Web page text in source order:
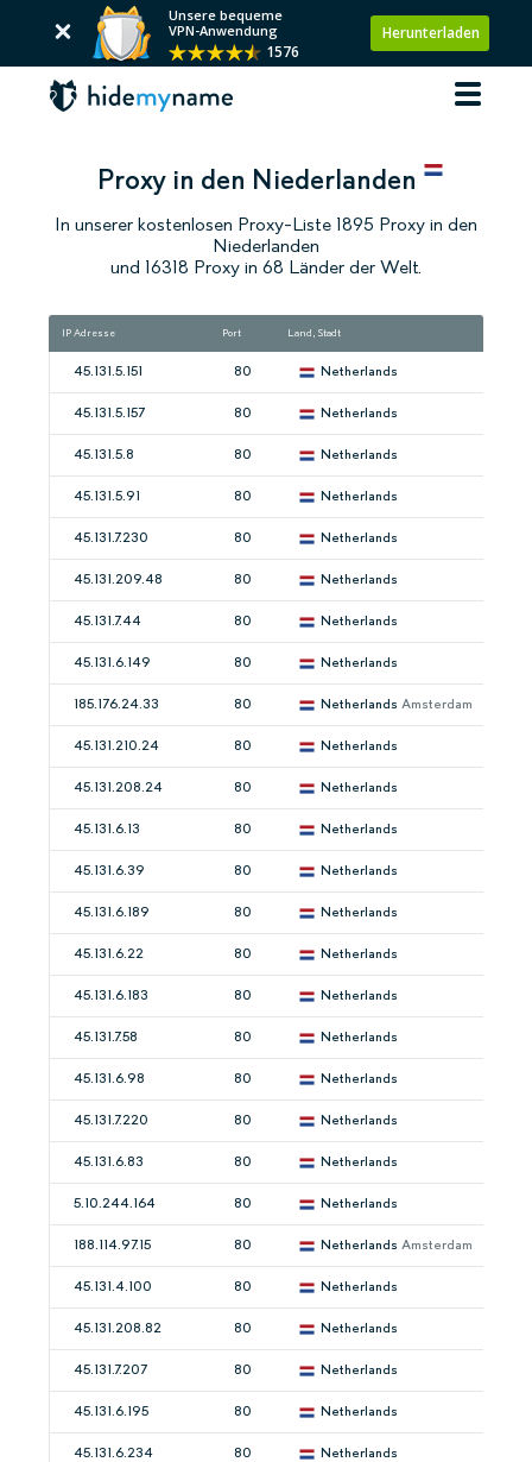
Unsere bequeme
VPN-Anwendung
1576
Herunterladen
Proxy in den Niederlanden
In unserer kostenlosen Proxy-Liste 1895 Proxy in den
Niederlanden
und 16318 Proxy in 68 Länder der Welt.
IP Adresse Port Land, Stadt
45.131.5.151 80 Netherlands
45.131.5.157 80 Netherlands
45.131.5.8 80 Netherlands
45.131.5.91 80 Netherlands
45.131.7.230 80 Netherlands
45.131.209.48 80 Netherlands
45.131.7.44 80 Netherlands
45.131.6.149 80 Netherlands
185.176.24.33 80 Netherlands Amsterdam
45.131.210.24 80 Netherlands
45.131.208.24 80 Netherlands
45.131.6.13 80 Netherlands
45.131.6.39 80 Netherlands
45.131.6.189 80 Netherlands
45.131.6.22 80 Netherlands
45.131.6.183 80 Netherlands
45.131.7.58 80 Netherlands
45.131.6.98 80 Netherlands
45.131.7.220 80 Netherlands
45.131.6.83 80 Netherlands
5.10.244.164 80 Netherlands
188.114.97.15 80 Netherlands Amsterdam
45.131.4.100 80 Netherlands
45.131.208.82 80 Netherlands
45.131.7.207 80 Netherlands
45.131.6.195 80 Netherlands
45.131.6.234 80 Netherlands